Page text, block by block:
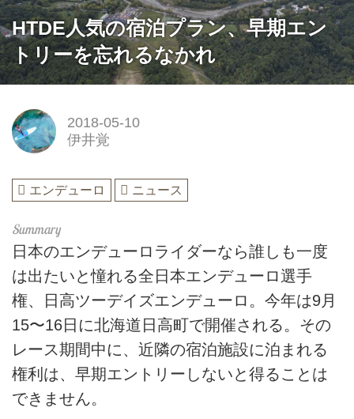
HTDE人気の宿泊プラン、早期エン
トリーを忘れるなかれ
2018-05-10
伊井覚
エンデューロ ニュース
日本のエンデューロライダーなら誰しも一度
は出たいと憧れる全日本エンデューロ選手
権、日高ツーデイズエンデューロ。今年は9月
15〜16日に北海道日高町で開催される。その
レース期間中に、近隣の宿泊施設に泊まれる
権利は、早期エントリーしないと得ることは
できません。